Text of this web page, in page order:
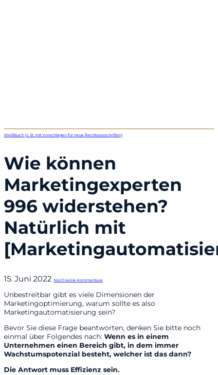
Weißbuch (z. B. mit Vorschlägen für neue Rechtsvorschriften)
Wie können
Marketingexperten
996 widerstehen?
Natürlich mit
15. Juni 2022 Noch keine Kommentare
Unbestreitbar gibt es viele Dimensionen der
Marketingoptimierung, warum sollte es also
Marketingautomatisierung sein?
Bevor Sie diese Frage beantworten, denken Sie bitte noch
einmal über Folgendes nach: Wenn es in einem
Unternehmen einen Bereich gibt, in dem immer
Wachstumspotenzial besteht, welcher ist das dann?
Die Antwort muss Effizienz sein.